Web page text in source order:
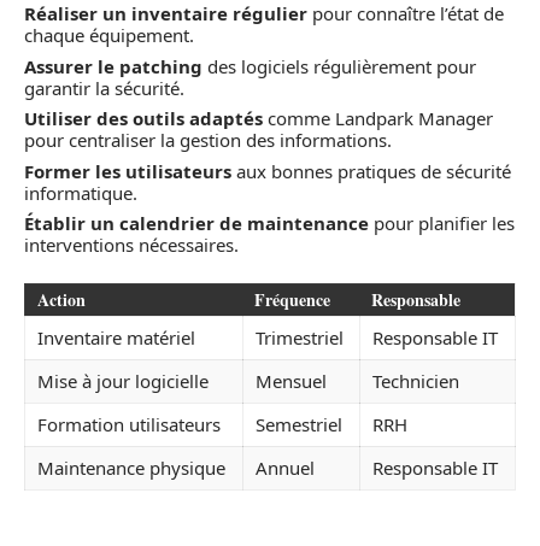
Réaliser un inventaire régulier pour connaître l’état de
chaque équipement.
Assurer le patching des logiciels régulièrement pour
garantir la sécurité.
Utiliser des outils adaptés comme Landpark Manager
pour centraliser la gestion des informations.
Former les utilisateurs aux bonnes pratiques de sécurité
informatique.
Établir un calendrier de maintenance pour planifier les
interventions nécessaires.
Action Fréquence Responsable
Inventaire matériel Trimestriel
Responsable IT
Mise à jour logicielle
Mensuel
Technicien
Formation utilisateurs
Semestriel
RRH
Maintenance physique
Annuel Responsable IT